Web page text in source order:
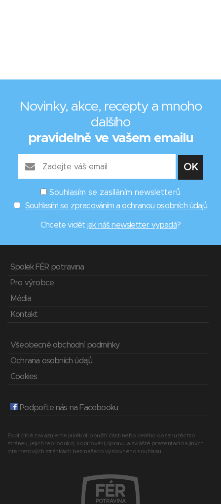
Novinky, akce, recepty a mnoho
dalšího
pravidelně ve vašem emailu
Souhlasím se zasíláním newsletterů
Souhlasím se zpracováním a ochranou osobních údajů
Chcete vidět jak náš newsletter vypadá?
Spolek FÉR potravina
Pro výrobce
Média
Kontakt
Všeobecné obchodní podmínky
Ochrana osobních údajů
Cookies
Podpořte nás na Facebooku
Explicitně zakazujeme jakékoli použití části nebo celého obsahu těchto
stránek, jejich reprodukci, kopírování, úpravu a zvláště prezentaci na jiných
internetových stránkách bez našeho výslovného souhlasu.